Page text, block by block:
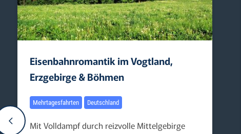
Eisenbahnromantik im Vogtland,
Erzgebirge & Böhmen
Mehrtagesfahrten Deutschland
Mit Volldampf durch reizvolle Mittelgebirge